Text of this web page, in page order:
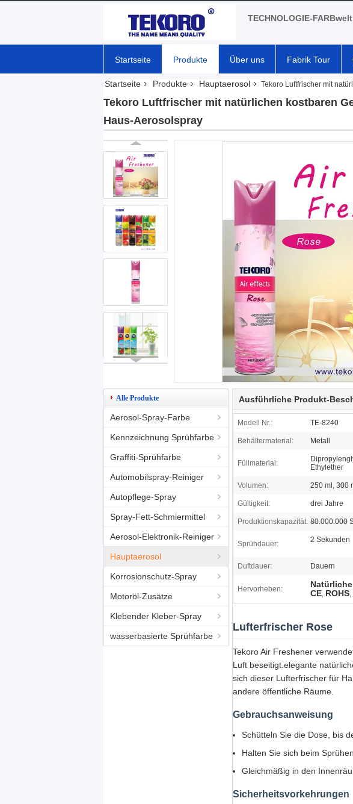
TECHNOLOGIE-FARBwelt
Startseite Produkte Über uns Fabrik Tour
Startseite Produkte Hauptaerosol Tekoro Luftfrischer mit
Tekoro Luftfrischer mit natürlichen kostbaren
Haus-Aerosolspray
Alle Produkte
Aerosol-Spray-Farbe
Kennzeichnung Sprühfarbe
Graffiti-Sprühfarbe
Automobilspray-Reiniger
Autopflege-Spray
Spray-Fett-Schmiermittel
Aerosol-Elektronik-Reiniger
Hauptaerosol
Korrosionschutz-Spray
Motoröl-Zusätze
Klebender Kleber-Spray
wasserbasierte Sprühfarbe
Ausführliche Produkt-
Modell Nr.: TE-8240
Behältermaterial: Metall
Füllmaterial:
Ethylether
Volumen: 250 ml, 300
Gültigkeit: drei Jahre
Produktionskapazität: 80.000.000
Sprühdauer: 2 Sekunden
Duftdauer: Dauern
Hervorheben: CE, ROHS,
Lufterfrischer Rose
Tekoro Air Freshener
Luft beseitigt.elegante
sich dieser Lufterfrischer für
andere öffentliche Räume.
Gebrauchsanweisung
Schütteln Sie die Dose, bis
Halten Sie sich beim
Gleichmäßig in den
Sicherheitsvorkehrungen